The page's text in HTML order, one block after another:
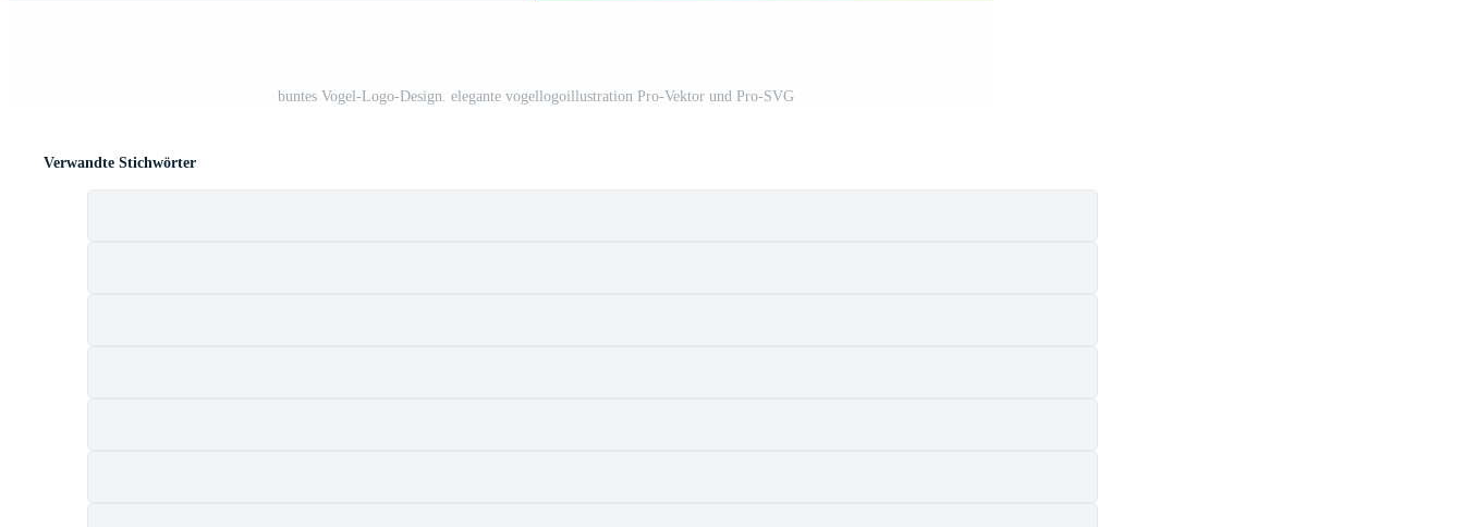
buntes Vogel-Logo-Design. elegante vogellogoillustration Pro-Vektor und Pro-SVG
Verwandte Stichwörter